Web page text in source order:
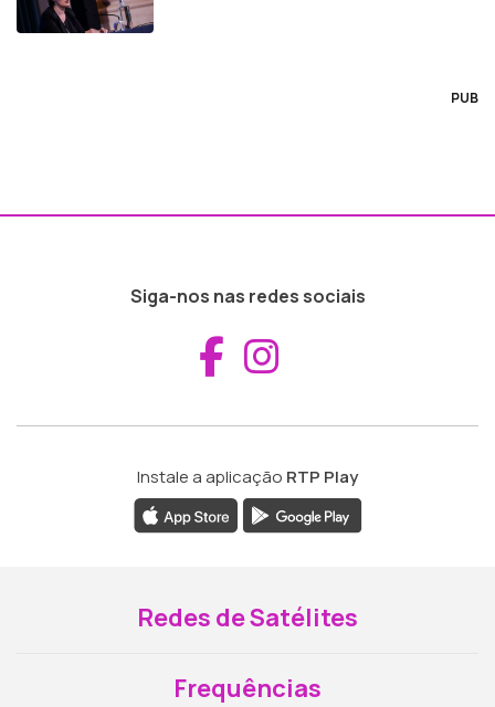
PUB
Siga-nos nas redes sociais
Aceder ao
Instale a aplicação RTP Play
Redes de Satélites
Frequências